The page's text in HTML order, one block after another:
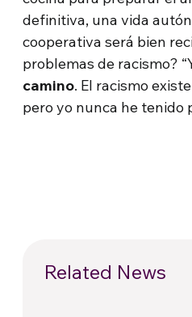
definitiva, una vida
cooperativa será bien
problemas de racismo?
camino. El racismo
pero yo nunca he tenido
Related News